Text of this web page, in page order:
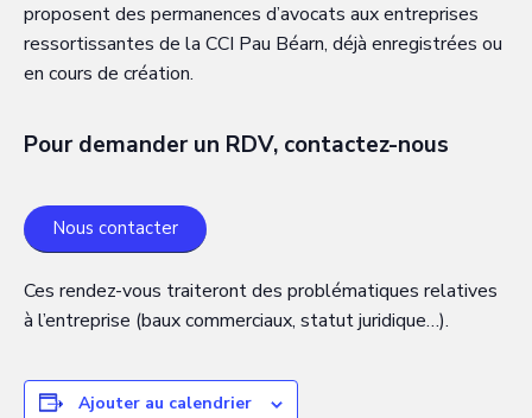
proposent des permanences d’avocats aux entreprises
ressortissantes de la CCI Pau Béarn, déjà enregistrées ou
en cours de création.
Pour demander un RDV, contactez-nous
Nous contacter
Ces rendez-vous traiteront des problématiques relatives
à l’entreprise (baux commerciaux, statut juridique…).
Ajouter au calendrier